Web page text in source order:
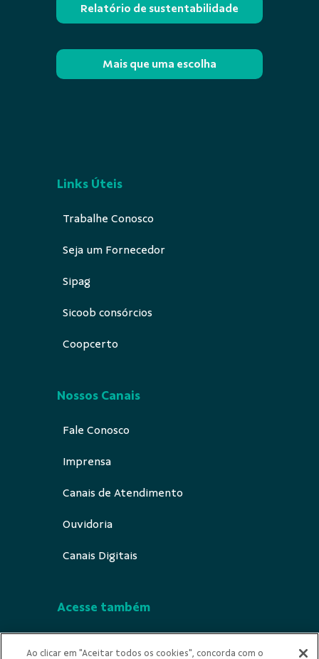
Relatório de sustentabilidade
Mais que uma escolha
Links Úteis
Trabalhe Conosco
Seja um Fornecedor
Sipag
Sicoob consórcios
Coopcerto
Nossos Canais
Fale Conosco
Imprensa
Canais de Atendimento
Ouvidoria
Canais Digitais
Acesse também
Ao clicar em "Aceitar todos os cookies", concorda com o